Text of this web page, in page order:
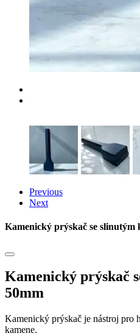
Previous
Next
Kamenický prýskač se slinutým
Kamenický prýskač
50mm
Kamenický prýskač je nástroj pro
kamene.